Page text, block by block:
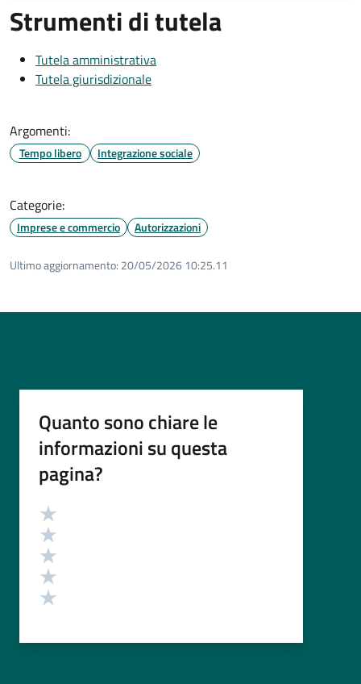
Strumenti di tutela
Tutela amministrativa
Tutela giurisdizionale
Argomenti:
Tempo libero Integrazione sociale
Categorie:
Imprese e commercio Autorizzazioni
Ultimo aggiornamento: 20/05/2026 10:25.11
Quanto sono chiare le
informazioni su questa
pagina?
Valutazione